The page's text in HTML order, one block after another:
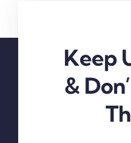
Keep
&